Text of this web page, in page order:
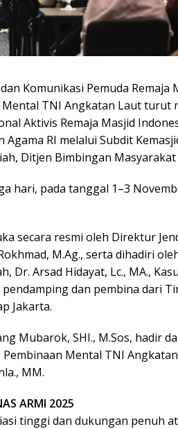
Komunikasi Pemuda Remaja
Mental TNI Angkatan Laut turut
Aktivis Remaja Masjid
Agama RI melalui Subdit
Ditjen Bimbingan Masyarakat
hari, pada tanggal 1–3
secara resmi oleh Direktur
M.Ag., serta dihadiri
Dr. Arsad Hidayat, Lc., MA.,
dan pembina dari
Jakarta.
Mubarok, SHI., M.Sos, hadir
Mental TNI
MM.
ARMI 2025
tinggi dan dukungan penuh